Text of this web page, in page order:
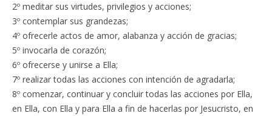
2º meditar sus virtudes, privilegios y acciones;
3º contemplar sus grandezas;
4º ofrecerle actos de amor, alabanza y acción de gracias;
5º invocarla de corazón;
6º ofrecerse y unirse a Ella;
7º realizar todas las acciones con intención de agradarla;
8º comenzar, continuar y concluir todas las acciones por Ella,
en Ella, con Ella y para Ella a fin de hacerlas por Jesucristo, en